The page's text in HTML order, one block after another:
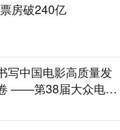
房破240亿
写中国电影高质量发
——第38届大众电影
动开幕晚会综述